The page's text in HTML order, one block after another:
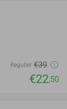
Regulier €39
€22,50